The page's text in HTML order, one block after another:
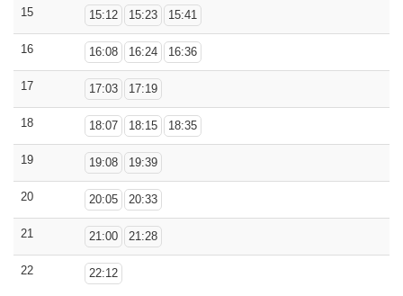
15 15:12 15:23 15:41
16 16:08 16:24 16:36
17 17:03 17:19
18 18:07 18:15 18:35
19 19:08 19:39
20 20:05 20:33
21 21:00 21:28
22 22:12